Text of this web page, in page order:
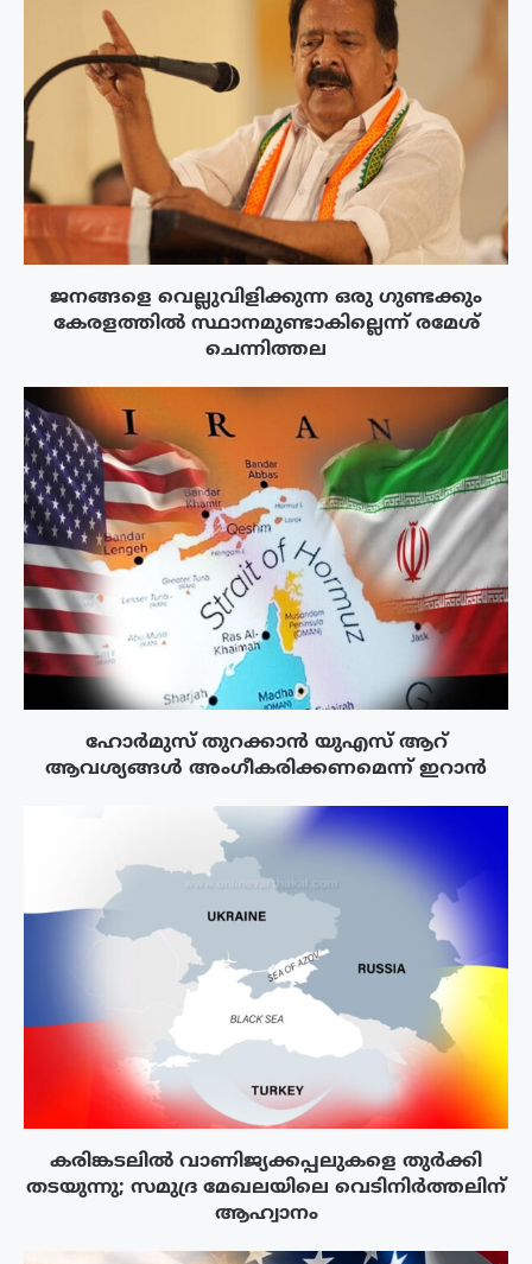
ജനങ്ങളെ വെല്ലുവിളിക്കുന്ന ഒരു ഗുണ്ടക്കും
കേരളത്തിൽ സ്ഥാനമുണ്ടാകില്ലെന്ന് രമേശ്
ചെന്നിത്തല
ഹോർമുസ് തുറക്കാൻ യുഎസ് ആറ്
ആവശ്യങ്ങൾ അംഗീകരിക്കണമെന്ന് ഇറാൻ
കരിങ്കടലിൽ വാണിജ്യക്കപ്പലുകളെ തുർക്കി
തടയുന്നു; സമുദ്ര മേഖലയിലെ വെടിനിർത്തലിന്
ആഹ്വാനം